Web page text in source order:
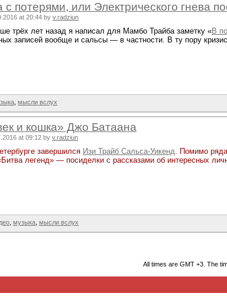
с потерями, или Электрического гнева
at 20:44 by v.radziun
трёх лет назад я написал для Мамбо Трайба заметку «В
записей вообще и сальсы — в частности. В ту пору
мысли вслух
и кошка» Джо Батаана
at 09:12 by v.radziun
завершился Изи Трайб Сальса-Уикенд. Помимо
легенд» — посиделки с рассказами об интересных
музыка мысли вслух
All times are GMT +3. The